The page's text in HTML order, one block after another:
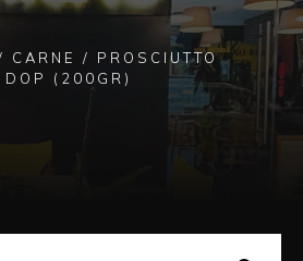
CARNE
/ PROSCIUTTO
DOP (200GR)